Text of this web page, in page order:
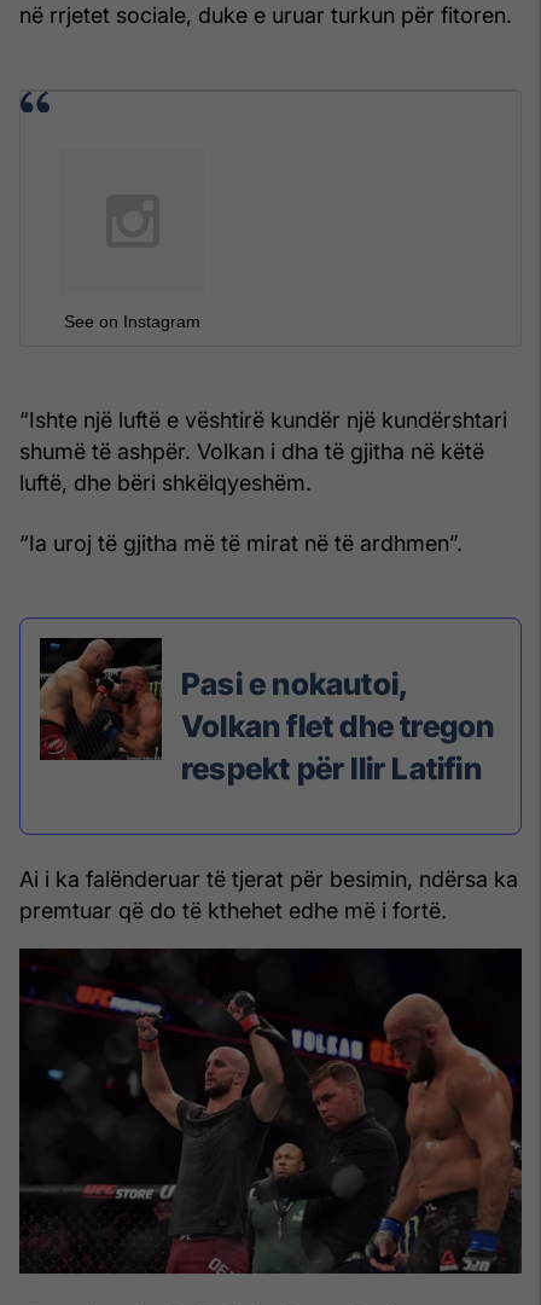
në rrjetet sociale, duke e uruar turkun për fitoren.
See on Instagram
“Ishte një luftë e vështirë kundër një kundërshtari
shumë të ashpër. Volkan i dha të gjitha në këtë
luftë, dhe bëri shkëlqyeshëm.
“Ia uroj të gjitha më të mirat në të ardhmen”.
Pasi e nokautoi,
Volkan flet dhe tregon
respekt për Ilir Latifin
Ai i ka falënderuar të tjerat për besimin, ndërsa ka
premtuar që do të kthehet edhe më i fortë.